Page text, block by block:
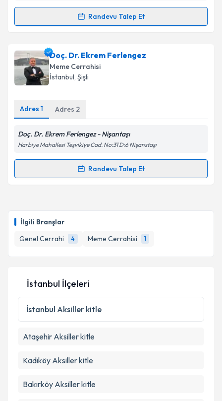
İlgili Branşlar
Genel Cerrahi
4 Meme Cerrahisi 1
kapsamda işlenmesini kabul ediyorum.
Randevu Talep Et
Randevu Takvimi Talebi
Prof. Dr. Mustafa Ateşiçin randevu takvimi talebi
oluşturun. Size bu uzmandan randevu almanız için bir
takvim hazırlandığında e-posta ile bilgilendireceğiz.
Kişisel verilerimin işlenmesine ilişkin
kapsamda işlenmesini kabul ediyorum.
Doç. Dr. Ekrem Ferlengez
Meme Cerrahisi
İstanbul, Şişli
Adres 1 Adres 2
Doç. Dr. Ekrem Ferlengez - Nişantaşı
Harbiye Mahallesi Teşvikiye Cad. No:31 D:6 Nişanstaşı
Randevu Talep Et
Randevu Takvimi Talebi
için bir takvim hazırlandığında e-posta ile
bilgilendireceğiz.
E-posta Adresiniz
Kişisel verilerimin işlenmesine ilişkin
Metni'ni okudum ve kişisel verilerimin belirtilen
Takvim Talebini Gönder
İstanbul İlçeleri
İstanbul Aksiller kitle
Ataşehir Aksiller kitle
Kadıköy Aksiller kitle
Bakırköy Aksiller kitle